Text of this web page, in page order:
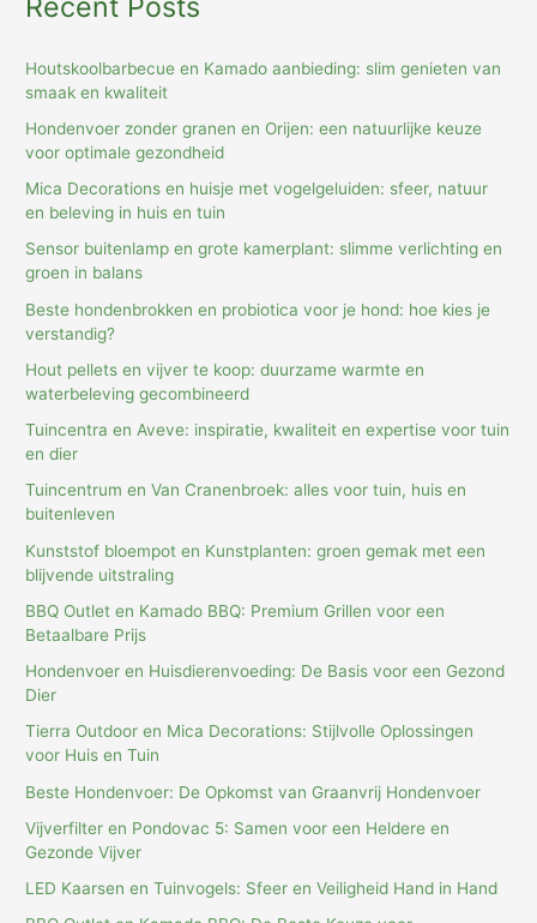
Recent Posts
Houtskoolbarbecue en Kamado aanbieding: slim genieten van
smaak en kwaliteit
Hondenvoer zonder granen en Orijen: een natuurlijke keuze
voor optimale gezondheid
Mica Decorations en huisje met vogelgeluiden: sfeer, natuur
en beleving in huis en tuin
Sensor buitenlamp en grote kamerplant: slimme verlichting en
groen in balans
Beste hondenbrokken en probiotica voor je hond: hoe kies je
verstandig?
Hout pellets en vijver te koop: duurzame warmte en
waterbeleving gecombineerd
Tuincentra en Aveve: inspiratie, kwaliteit en expertise voor tuin
en dier
Tuincentrum en Van Cranenbroek: alles voor tuin, huis en
buitenleven
Kunststof bloempot en Kunstplanten: groen gemak met een
blijvende uitstraling
BBQ Outlet en Kamado BBQ: Premium Grillen voor een
Betaalbare Prijs
Hondenvoer en Huisdierenvoeding: De Basis voor een Gezond
Dier
Tierra Outdoor en Mica Decorations: Stijlvolle Oplossingen
voor Huis en Tuin
Beste Hondenvoer: De Opkomst van Graanvrij Hondenvoer
Vijverfilter en Pondovac 5: Samen voor een Heldere en
Gezonde Vijver
LED Kaarsen en Tuinvogels: Sfeer en Veiligheid Hand in Hand